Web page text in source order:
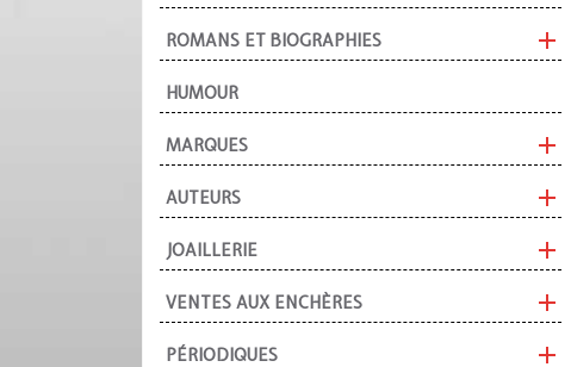
ROMANS ET BIOGRAPHIES
HUMOUR
MARQUES
AUTEURS
JOAILLERIE
VENTES AUX ENCHÈRES
PÉRIODIQUES